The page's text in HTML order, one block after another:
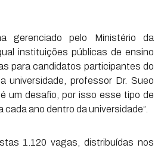
gerenciado pelo Ministério da
instituições públicas de ensino
para candidatos participantes do
universidade, professor Dr. Sueo
um desafio, por isso esse tipo de
ano dentro da universidade”.
1.120 vagas, distribuídas nos